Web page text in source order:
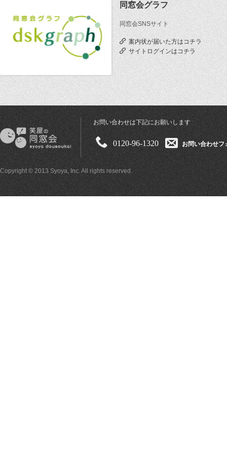
同窓会グラフ
同窓会SNSサイト
案内状が届いた方はコチラ
サイトログインはコチラ
お問い合わせは下記にお願いします
0120-96-1320 お問い合わせフ
Copyright © 2013 Syoya, Inc. All rights reserved.